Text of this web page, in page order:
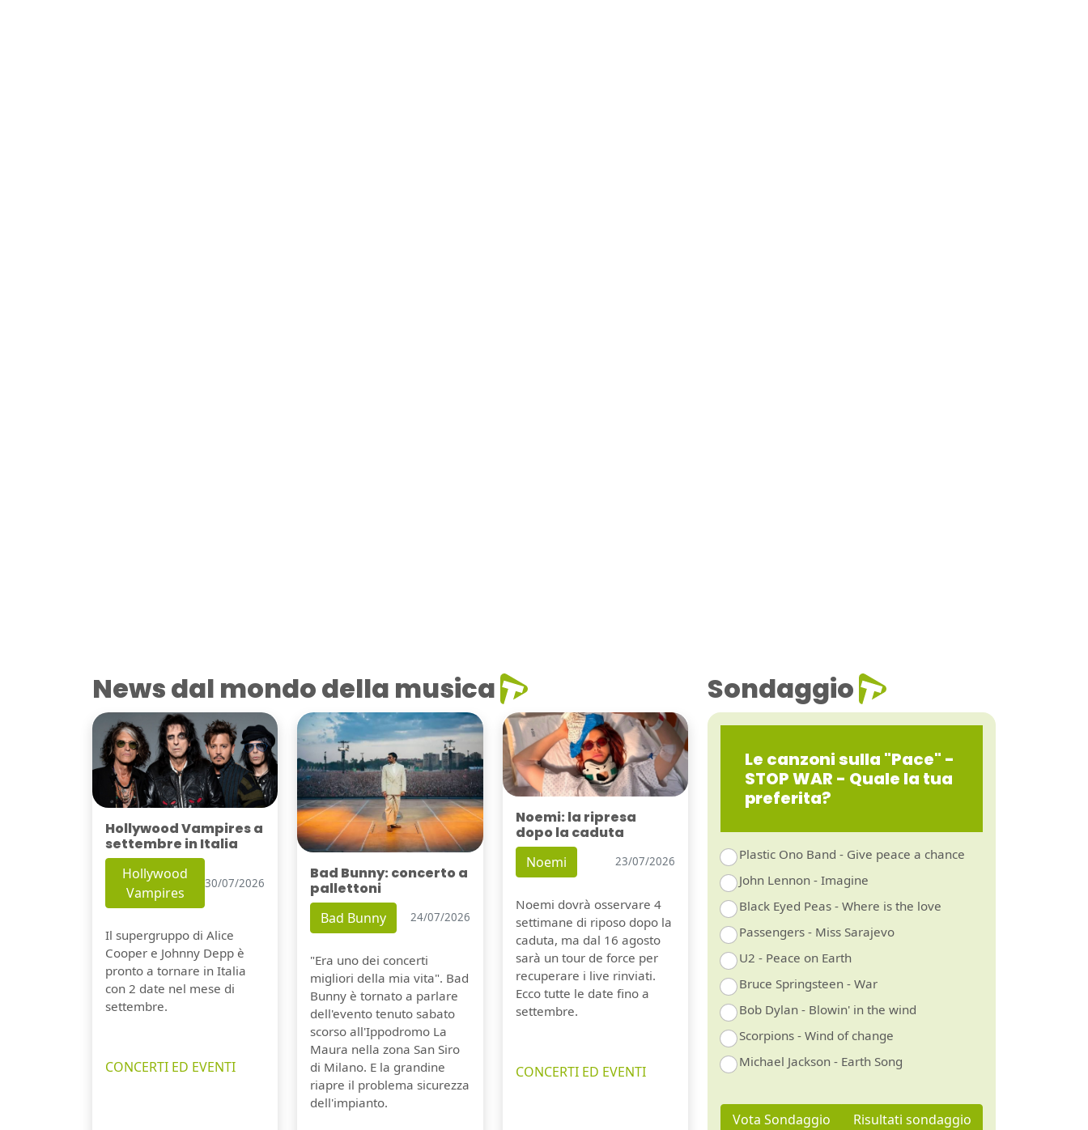
News dal mondo della musica
Hollywood Vampires a
settembre in Italia
Hollywood
Vampires
30/07/2026
Il supergruppo di Alice
Cooper e Johnny Depp è
pronto a tornare in Italia
con 2 date nel mese di
settembre.
CONCERTI ED EVENTI
Bad Bunny: concerto a
pallettoni
Bad Bunny 24/07/2026
"Era uno dei concerti
migliori della mia vita". Bad
Bunny è tornato a parlare
dell'evento tenuto sabato
scorso all'Ippodromo La
Maura nella zona San Siro
di Milano. E la grandine
riapre il problema sicurezza
dell'impianto.
Noemi: la ripresa
dopo la caduta
Noemi 23/07/2026
Noemi dovrà osservare 4
settimane di riposo dopo la
caduta, ma dal 16 agosto
sarà un tour de force per
recuperare i live rinviati.
Ecco tutte le date fino a
settembre.
CONCERTI ED EVENTI
Sondaggio
Le canzoni sulla "Pace" -
STOP WAR - Quale la tua
preferita?
Plastic Ono Band - Give peace a chance
John Lennon - Imagine
Black Eyed Peas - Where is the love
Passengers - Miss Sarajevo
U2 - Peace on Earth
Bruce Springsteen - War
Bob Dylan - Blowin' in the wind
Scorpions - Wind of change
Michael Jackson - Earth Song
Vota Sondaggio Risultati sondaggio